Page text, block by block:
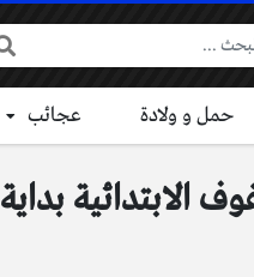
حمل و ولادة عجائب
الابتدائية بداية